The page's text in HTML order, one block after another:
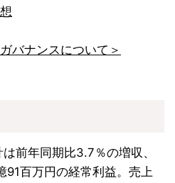
バナンスについて＞
前年同期比3.7％の増収、
91百万円の経常利益。売上